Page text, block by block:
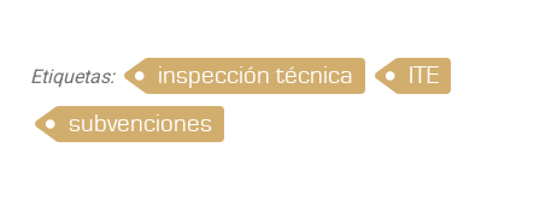
Etiquetas: inspección técnica
ITE
subvenciones